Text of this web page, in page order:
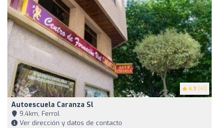
4.9 (41)
Autoescuela Caranza Sl
9,4km, Ferrol
Ver dirección y datos de contacto